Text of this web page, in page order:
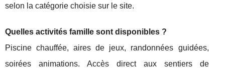
selon la catégorie choisie sur le site.
Quelles activités famille sont disponibles ?
Piscine chauffée, aires de jeux, randonnées guidées,
soirées animations. Accès direct aux sentiers de